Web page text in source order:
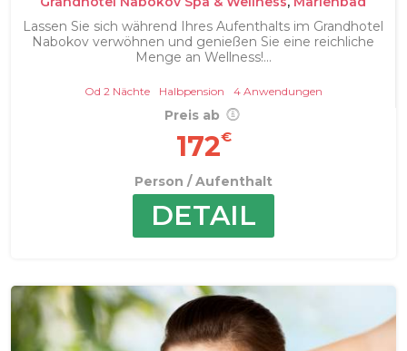
Lassen Sie sich während Ihres Aufenthalts im Grandhotel
Nabokov verwöhnen und genießen Sie eine reichliche
Menge an Wellness!...
Od 2 Nächte Halbpension 4 Anwendungen
Preis ab
172€
Person / Aufenthalt
DETAIL